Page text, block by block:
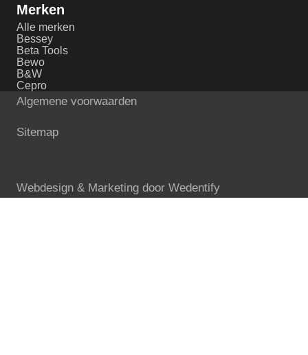
Merken
Alle merken
Bessey
Beta Tools
Bewo
B&W
Cepro
Algemene voorwaarden
Sitemap
Webdesign & Marketing door Wedentify